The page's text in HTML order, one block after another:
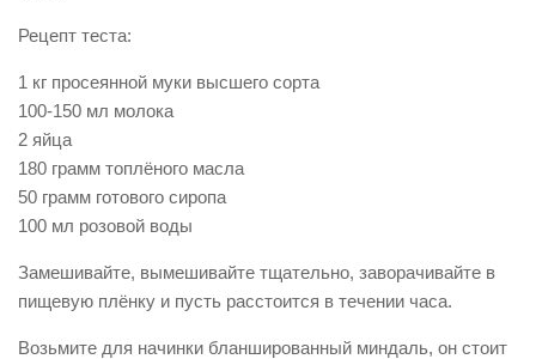
Рецепт теста:
1 кг просеянной муки высшего сорта
100-150 мл молока
2 яйца
180 грамм топлёного масла
50 грамм готового сиропа
100 мл розовой воды
Замешивайте, вымешивайте тщательно, заворачивайте в
пищевую плёнку и пусть расстоится в течении часа.
Возьмите для начинки бланшированный миндаль, он стоит